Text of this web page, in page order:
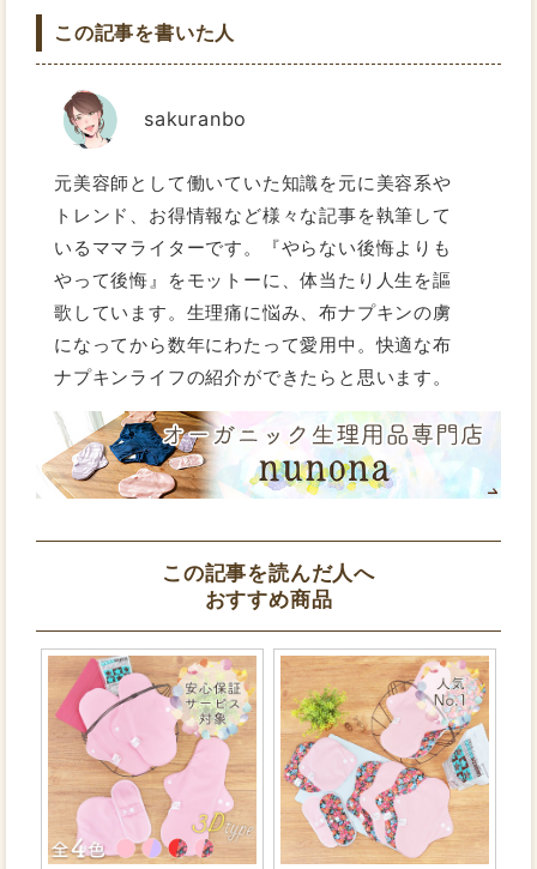
この記事を書いた人
sakuranbo
元美容師として働いていた知識を元に美容系や
トレンド、お得情報など様々な記事を執筆して
いるママライターです。『やらない後悔よりも
やって後悔』をモットーに、体当たり人生を謳
歌しています。生理痛に悩み、布ナプキンの虜
になってから数年にわたって愛用中。快適な布
ナプキンライフの紹介ができたらと思います。
この記事を読んだ人へ
おすすめ商品